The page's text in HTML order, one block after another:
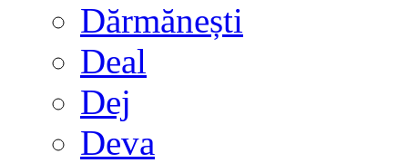
Dărmănești
Deal
Dej
Deva